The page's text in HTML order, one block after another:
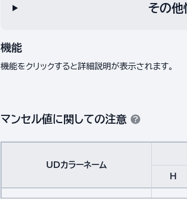
その他
機能
機能をクリックすると詳細説明が表示されます。
マンセル値に関しての注意
UDカラーネーム
H